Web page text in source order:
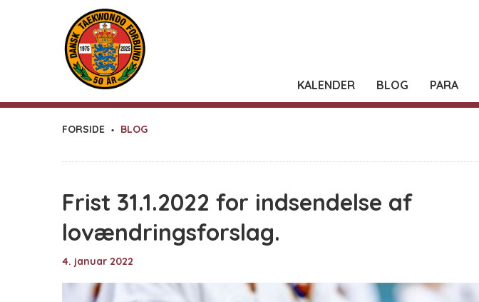
KALENDER BLOG PARA
FORSIDE BLOG
Frist 31.1.2022 for indsendelse af
lovændringsforslag.
4. januar 2022